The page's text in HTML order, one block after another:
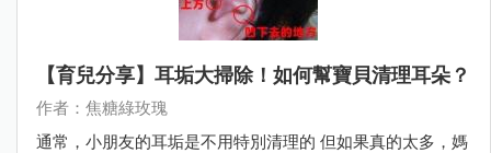
【育兒分享】耳垢大掃除！如何幫寶貝清理耳朵？
作者：焦糖綠玫瑰
通常，小朋友的耳垢是不用特別清理的 但如果真的太多，媽